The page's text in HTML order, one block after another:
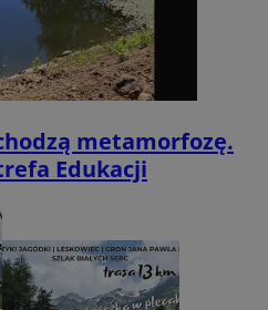
metamorfozę.
Edukacji